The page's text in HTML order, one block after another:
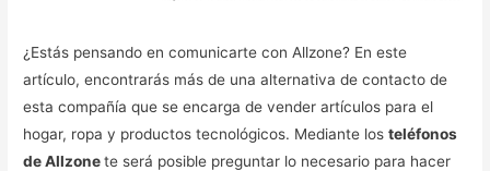
¿Estás pensando en comunicarte con Allzone? En este
artículo, encontrarás más de una alternativa de contacto de
esta compañía que se encarga de vender artículos para el
hogar, ropa y productos tecnológicos. Mediante losteléfonos
de Allzonete será posible preguntar lo necesario para hacer